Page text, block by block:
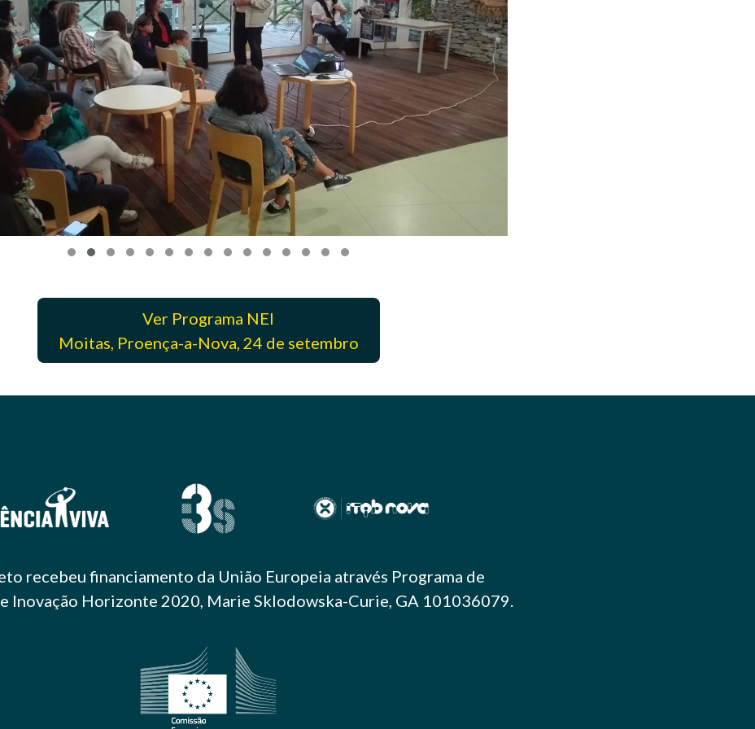
Ver Programa NEI
Moitas, Proença-a-Nova, 24 de setembro
recebeu financiamento da União Europeia através Programa de
e Inovação Horizonte 2020, Marie Sklodowska-Curie, GA 101036079.